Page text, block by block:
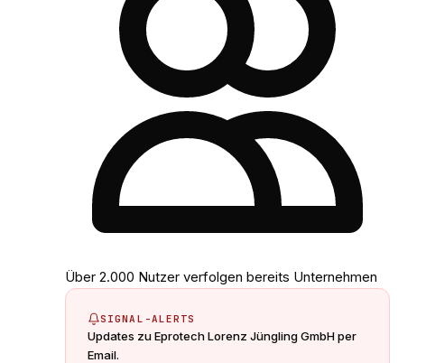
Über 2.000 Nutzer verfolgen bereits Unternehmen
SIGNAL-ALERTS
Updates zuEprotech Lorenz Jüngling GmbHper
Email.